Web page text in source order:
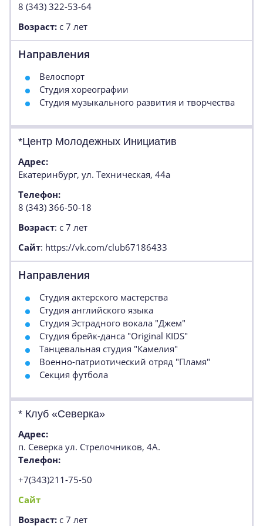
8 (343) 322-53-64
Возраст: с 7 лет
Направления
Велоспорт
Студия хореографии
Студия музыкального развития и творчества
*Центр Молодежных Инициатив
Адрес:
Екатеринбург, ул. Техническая, 44а
Телефон:
8 (343) 366-50-18
Возраст: с 7 лет
Сайт: https://vk.com/club67186433
Направления
Студия актерского мастерства
Студия английского языка
Студия Эстрадного вокала "Джем"
Студия брейк-данса "Original KIDS"
Танцевальная студия "Камелия"
Военно-патриотический отряд "Пламя"
Секция футбола
* Клуб «Северка»
Адрес:
п. Северка ул. Стрелочников, 4А.
Телефон:
+7(343)211-75-50
Сайт
Возраст: с 7 лет